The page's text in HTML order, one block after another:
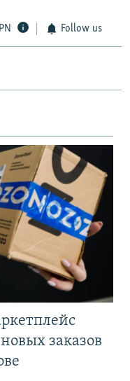
Follow us
заказов